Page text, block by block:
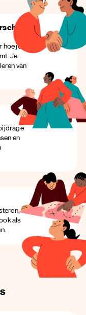
hoe je
Je
van
en
te
als